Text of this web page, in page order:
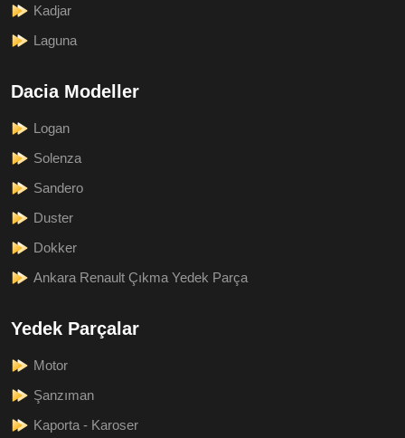
Kadjar
Laguna
Dacia Modeller
Logan
Solenza
Sandero
Duster
Dokker
Ankara Renault Çıkma Yedek Parça
Yedek Parçalar
Motor
Şanzıman
Kaporta - Karoser